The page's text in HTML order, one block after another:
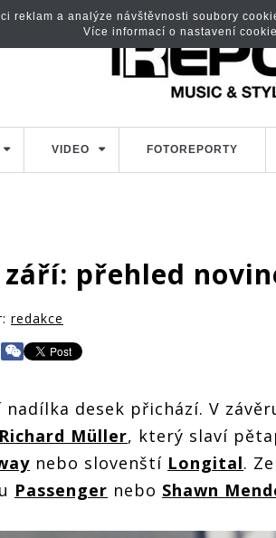
VIDEO FOTOREPORTY
září: přehled
redakce
desek přichází. V
Richard Müller, který slaví
nebo slovenští Longital.
Passenger nebo Shawn
reklam a analýze návštěvnosti soubory
Více informací o nastavení